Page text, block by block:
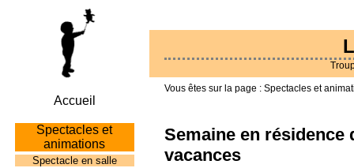
Spectacles et
Semaine en résidence
vacances
Accueil
Spectacles et
animations
Spectacle en salle